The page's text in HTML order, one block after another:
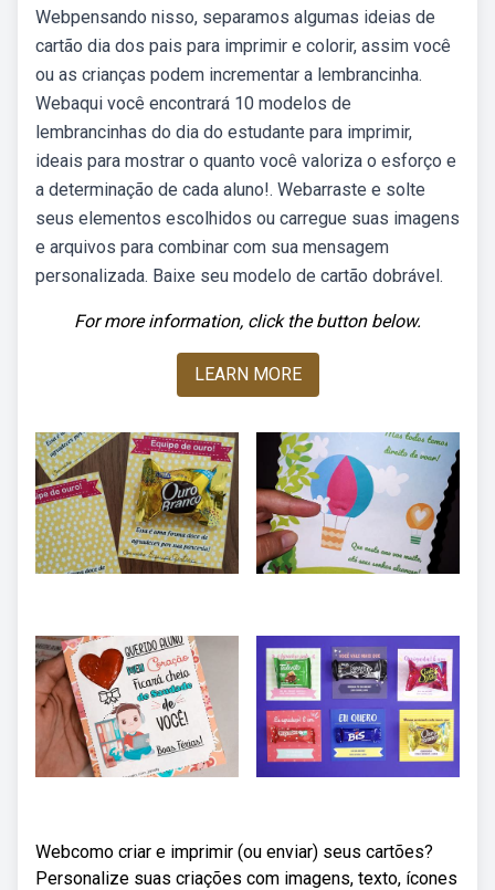
Webpensando nisso, separamos algumas ideias de
cartão dia dos pais para imprimir e colorir, assim você
ou as crianças podem incrementar a lembrancinha.
Webaqui você encontrará 10 modelos de
lembrancinhas do dia do estudante para imprimir,
ideais para mostrar o quanto você valoriza o esforço e
a determinação de cada aluno!. Webarraste e solte
seus elementos escolhidos ou carregue suas imagens
e arquivos para combinar com sua mensagem
personalizada. Baixe seu modelo de cartão dobrável.
For more information, click the button below.
LEARN MORE
Webcomo criar e imprimir (ou enviar) seus cartões?
Personalize suas criações com imagens, texto, ícones